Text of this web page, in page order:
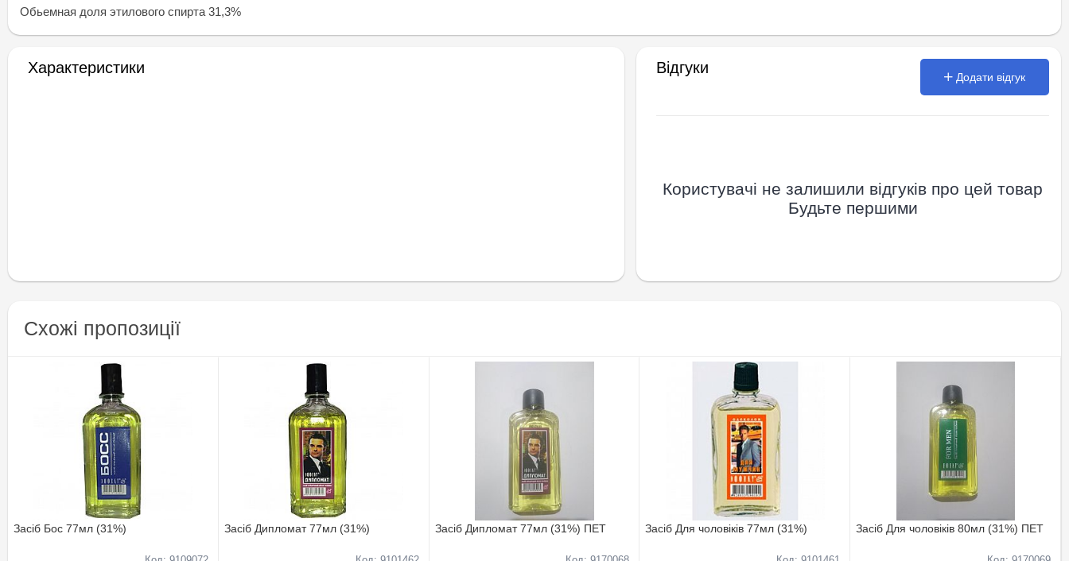
Обьемная доля этилового спирта 31,3%
Характеристики Відгуки
Додати відгук
Користувачі не залишили відгуків про цей товар
Будьте першими
Схожі пропозиції
Засіб Бос 77мл (31%) Засіб Дипломат 77мл (31%) Засіб Дипломат 77мл (31%) ПЕТ Засіб Для чоловіків 77мл (31%) Засіб Для чоловіків 80мл (31%) ПЕТ